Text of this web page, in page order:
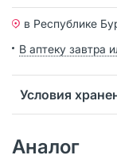
в Республике
В аптеку завтра
Условия
Аналог